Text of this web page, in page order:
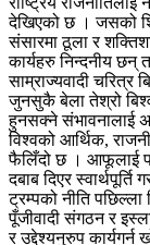
देखिएको छ । जसको
संसारमा ठूला र
कार्यहरु निन्दनीय छन्
साम्राज्यवादी
जुनसुकै बेला तेश्रो
हुनसक्ने संभावनालाई
विश्वको आर्थिक,
फैलिँदो छ । आफूलाई
दबाब दिएर
ट्रम्पको नीति
पूँजीवादी संगठन र
र उद्देश्यनुरुप